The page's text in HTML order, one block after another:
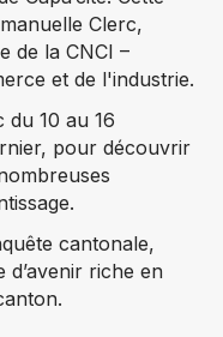
Clerc,
de la CNCI –
et de l'industrie.
du 10 au 16
pour découvrir
cantonale,
d’avenir riche en